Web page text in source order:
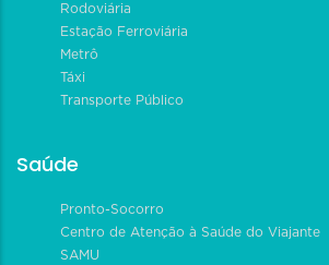
Rodoviária
Estação Ferroviária
Metrô
Táxi
Transporte Público
Saúde
Pronto-Socorro
Centro de Atenção à Saúde do Viajante
SAMU